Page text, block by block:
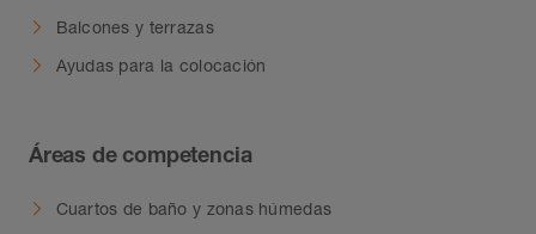
Balcones y terrazas
Ayudas para la colocación
Áreas de competencia
Cuartos de baño y zonas húmedas